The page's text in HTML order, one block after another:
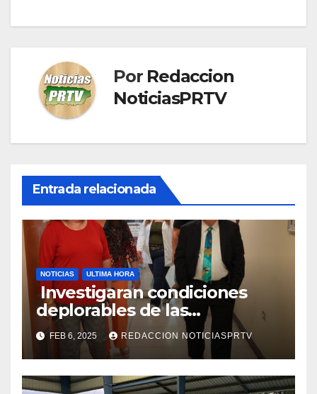
Por Redaccion
NoticiasPRTV
Entrada relacionada
NOTICIAS ULTIMA HORA
Investigaran condiciones
deplorables de las
facilidades el Departamento
de la Salud en Mayagüez
FEB 6, 2025 REDACCION NOTICIASPRTV